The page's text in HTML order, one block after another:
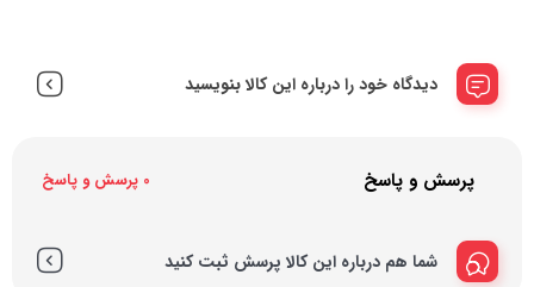
دیدگاه خود را درباره این کالا بنویسید
پرسش و پاسخ 0 پرسش و پاسخ
شما هم درباره این کالا پرسش ثبت کنید